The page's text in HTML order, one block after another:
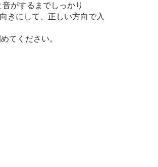
音がするまでしっかり
きにして、正しい方向で入
てください。